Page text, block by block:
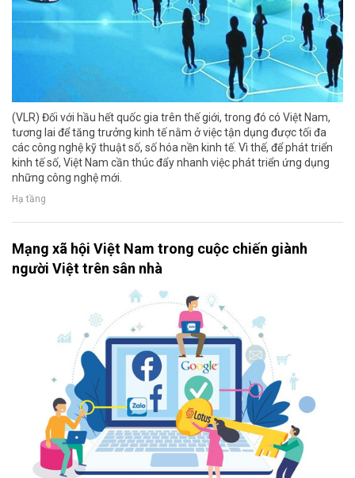
(VLR) Đối với hầu hết quốc gia trên thế giới, trong đó có Việt Nam,
tương lai để tăng trưởng kinh tế nằm ở việc tận dụng được tối đa
các công nghệ kỹ thuật số, số hóa nền kinh tế. Vì thế, để phát triển
kinh tế số, Việt Nam cần thúc đẩy nhanh việc phát triển ứng dụng
những công nghệ mới.
Hạ tầng
Mạng xã hội Việt Nam trong cuộc chiến giành
người Việt trên sân nhà